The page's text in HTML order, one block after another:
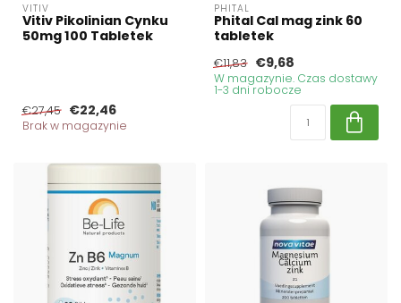
VITIV
Vitiv Pikolinian Cynku
50mg 100 Tabletek
€27,45 €22,46
Brak w magazynie
PHITAL
Phital Cal mag zink 60
tabletek
€11,83 €9,68
W magazynie. Czas dostawy
1-3 dni robocze